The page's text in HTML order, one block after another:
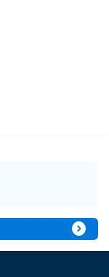
expand_circle_right